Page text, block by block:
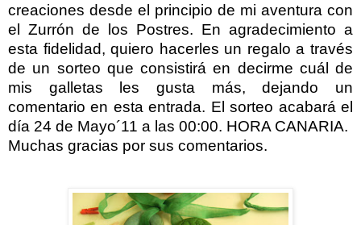
creaciones desde el principio de mi aventura con
el Zurrón de los Postres. En agradecimiento a
esta fidelidad, quiero hacerles un regalo a través
de un sorteo que consistirá en decirme cuál de
mis galletas les gusta más, dejando un
comentario en esta entrada. El sorteo acabará el
día 24 de Mayo´11 a las 00:00. HORA CANARIA.
Muchas gracias por sus comentarios.